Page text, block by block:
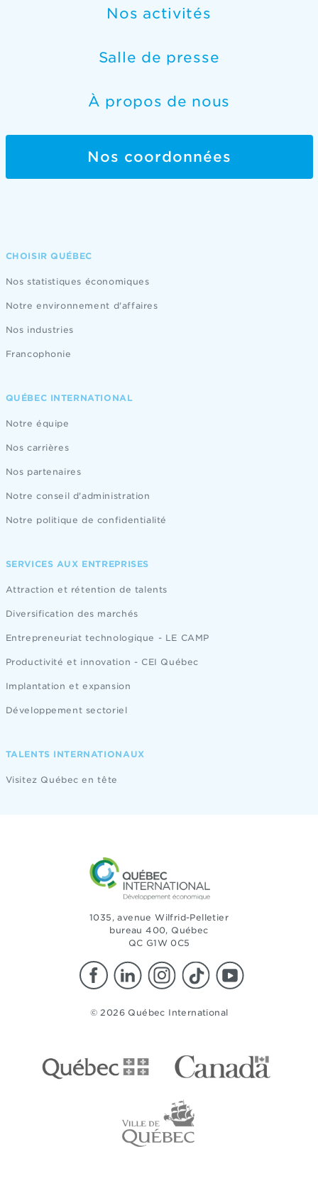
Nos activités
Salle de presse
À propos de nous
Nos coordonnées
CHOISIR QUÉBEC
Nos statistiques économiques
Notre environnement d'affaires
Nos industries
Francophonie
QUÉBEC INTERNATIONAL
Notre équipe
Nos carrières
Nos partenaires
Notre conseil d'administration
Notre politique de confidentialité
SERVICES AUX ENTREPRISES
Attraction et rétention de talents
Diversification des marchés
Entrepreneuriat technologique - LE CAMP
Productivité et innovation - CEI Québec
Implantation et expansion
Développement sectoriel
TALENTS INTERNATIONAUX
Visitez Québec en tête
1035, avenue Wilfrid-Pelletier
bureau 400, Québec
QC G1W 0C5
© 2026 Québec International